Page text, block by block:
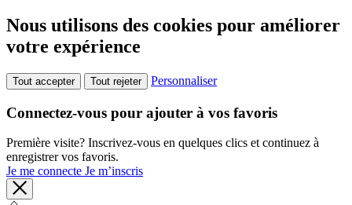
Nous utilisons des cookies pour améliorer
votre expérience
Tout accepter Tout rejeter Personnaliser
Connectez-vous pour ajouter à vos favoris
Première visite? Inscrivez-vous en quelques clics et continuez à
enregistrer vos favoris.
Je me connecte Je m’inscris